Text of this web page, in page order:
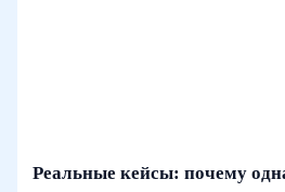
Реальные кейсы: почему